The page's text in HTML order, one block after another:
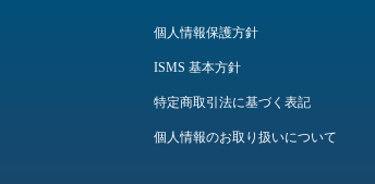
個人情報保護方針
ISMS 基本方針
特定商取引法に基づく表記
個人情報のお取り扱いについて